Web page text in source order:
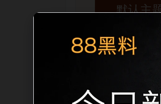
移动端搜索场景